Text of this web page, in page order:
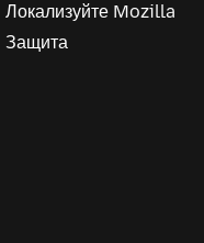
Локализуйте Mozilla
Защита